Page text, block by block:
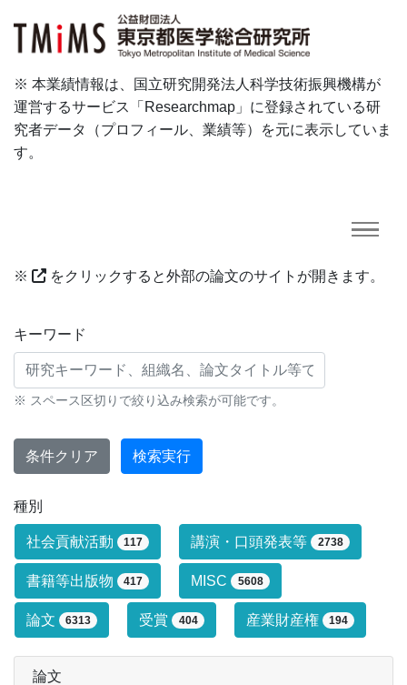
※ 本業績情報は、国立研究開発法人科学技術振興機構が
運営するサービス「Researchmap」に登録されている研
究者データ（プロフィール、業績等）を元に表示していま
す。
※ をクリックすると外部の論文のサイトが開きます。
研究業績に対する検索条件
キーワード
※ スペース区切りで絞り込み検索が可能です。
条件クリア 検索実行
種別
研究業績タイプによる絞り込み条件で
社会貢献活動 117 講演・口頭発表等 2738
書籍等出版物 417 MISC 5608
論文 6313 受賞 404 産業財産権 194
論文